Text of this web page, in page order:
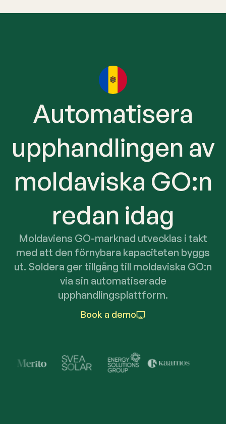
Automatisera
upphandlingen av
moldaviska GO:n
redan idag
Moldaviens GO-marknad utvecklas i takt
med att den förnybara kapaciteten byggs
ut. Soldera ger tillgång till moldaviska GO:n
via sin automatiserade
upphandlingsplattform.
Book a demo
Trusted by Industry